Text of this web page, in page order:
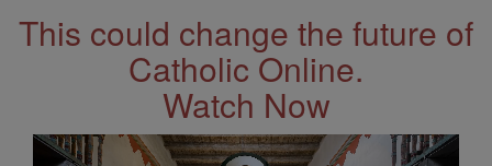
This could change the future of
Catholic Online.
Watch Now